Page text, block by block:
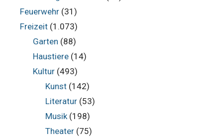
Feuerwehr (31)
Freizeit (1.073)
Garten (88)
Haustiere(14)
Kultur(493)
Kunst (142)
Literatur (53)
Musik(198)
Theater (75)